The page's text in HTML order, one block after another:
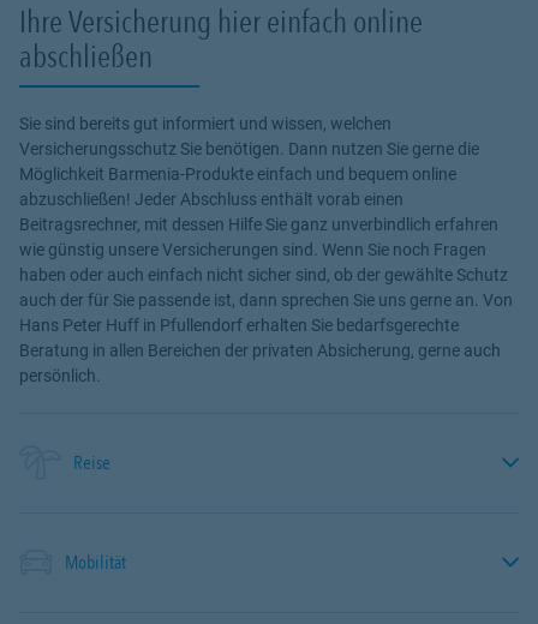
Ihre Versicherung hier einfach online
abschließen
Sie sind bereits gut informiert und wissen, welchen
Versicherungsschutz Sie benötigen. Dann nutzen Sie gerne die
Möglichkeit Barmenia-Produkte einfach und bequem online
abzuschließen! Jeder Abschluss enthält vorab einen
Beitragsrechner, mit dessen Hilfe Sie ganz unverbindlich erfahren
wie günstig unsere Versicherungen sind. Wenn Sie noch Fragen
haben oder auch einfach nicht sicher sind, ob der gewählte Schutz
auch der für Sie passende ist, dann sprechen Sie uns gerne an. Von
Hans Peter Huff in Pfullendorf erhalten Sie bedarfsgerechte
Beratung in allen Bereichen der privaten Absicherung, gerne auch
persönlich.
Reise
Mobilität